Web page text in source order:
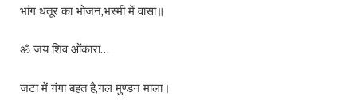
भांग धतूर का भोजन,भस्मी में वासा॥
ॐ जय शिव ओंकारा…
जटा में गंगा बहत है,गल मुण्डन माला।